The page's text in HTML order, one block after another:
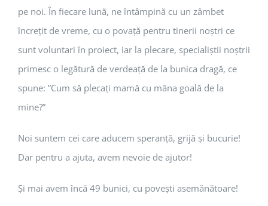
pe noi. În fiecare lună, ne întâmpină cu un zâmbet
încrețit de vreme, cu o povață pentru tinerii noștri ce
sunt voluntari în proiect, iar la plecare, specialiștii noștrii
primesc o legătură de verdeață de la bunica dragă, ce
spune: ”Cum să plecați mamă cu mâna goală de la
mine?”
Noi suntem cei care aducem speranță, grijă și bucurie!
Dar pentru a ajuta, avem nevoie de ajutor!
Și mai avem încă 49 bunici, cu povești asemănătoare!